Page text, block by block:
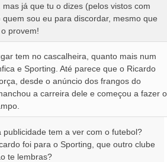
já que tu o dizes (pelos vistos com
sou eu para discordar, mesmo que
provem!
tem no cascalheira, quanto mais num
e Sporting. Até parece que o Ricardo
desde o anúncio dos frangos do
a carreira dele e começou a fazer o
publicidade tem a ver com o futebol?
foi para o Sporting, que outro clube
te lembras?